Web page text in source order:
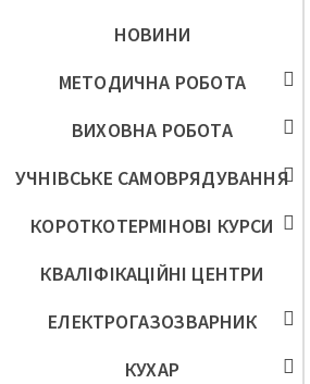
НОВИНИ
МЕТОДИЧНА РОБОТА
ВИХОВНА РОБОТА
УЧНІВСЬКЕ САМОВРЯДУВАННЯ
КОРОТКОТЕРМІНОВІ КУРСИ
КВАЛІФІКАЦІЙНІ ЦЕНТРИ
ЕЛЕКТРОГАЗОЗВАРНИК
КУХАР